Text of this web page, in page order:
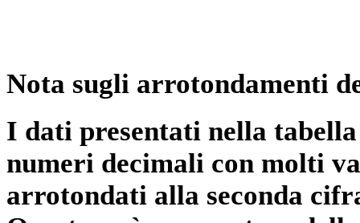
Nota sugli arrotondamenti
I dati presentati nella
numeri decimali con molti
arrotondati alla seconda